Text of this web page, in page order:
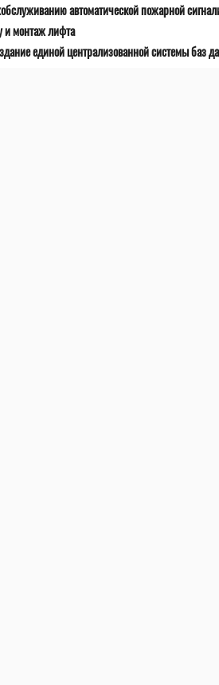
автоматической пожарной
и монтаж лифта
единой централизованной системы баз